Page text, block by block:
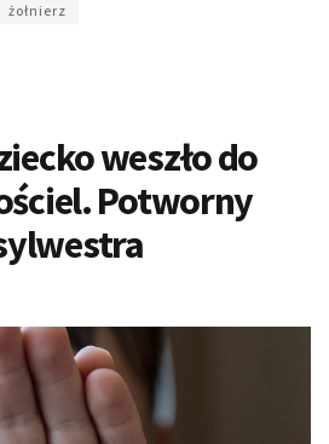
żołnierz
weszło do
Potworny